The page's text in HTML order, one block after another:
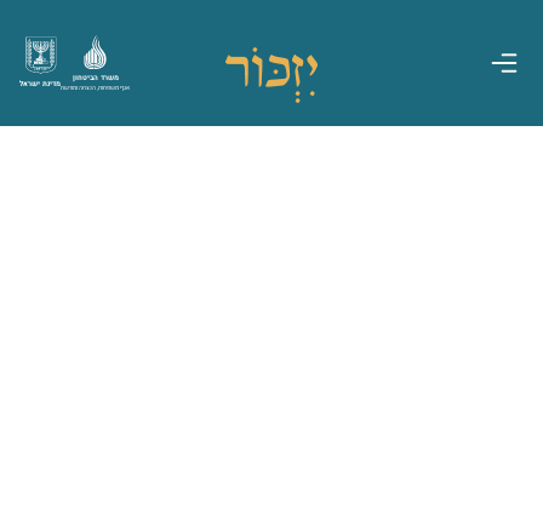
מדינת ישראל
משרד הביטחון
אגף משפחות, הנצחה ומורשת